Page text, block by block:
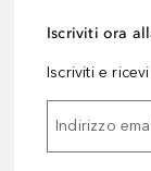
Iscriviti ora
Iscriviti e
Indirizzo